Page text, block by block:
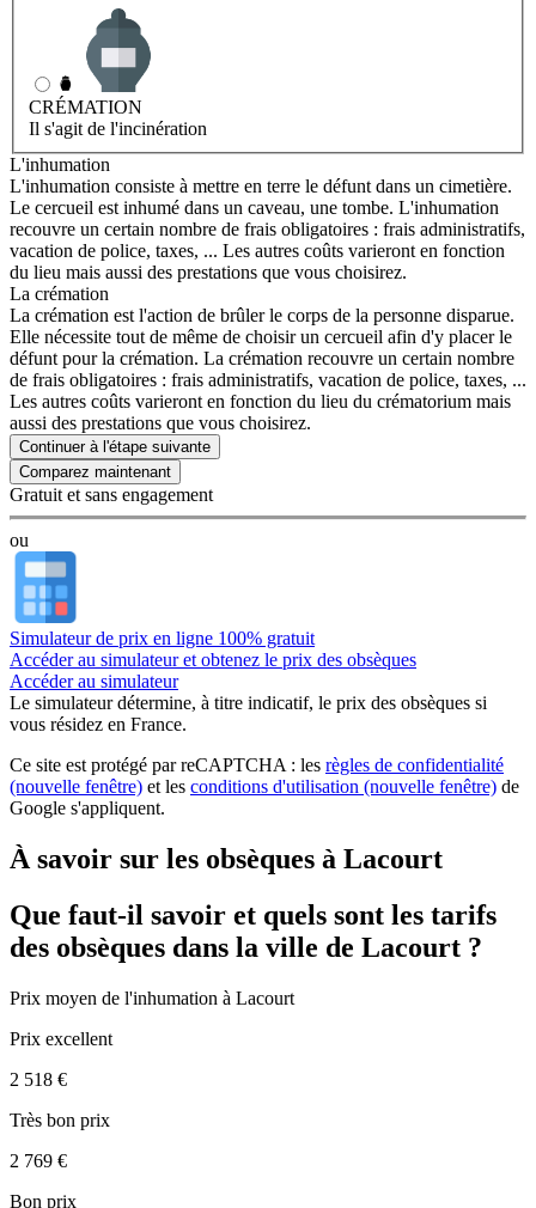
CRÉMATION
Il s'agit de l'incinération
L'inhumation
L'inhumation consiste à mettre en terre le défunt dans un cimetière.
Le cercueil est inhumé dans un caveau, une tombe. L'inhumation
recouvre un certain nombre de frais obligatoires : frais administratifs,
vacation de police, taxes, ... Les autres coûts varieront en fonction
du lieu mais aussi des prestations que vous choisirez.
La crémation
La crémation est l'action de brûler le corps de la personne disparue.
Elle nécessite tout de même de choisir un cercueil afin d'y placer le
défunt pour la crémation. La crémation recouvre un certain nombre
de frais obligatoires : frais administratifs, vacation de police, taxes, ...
Les autres coûts varieront en fonction du lieu du crématorium mais
aussi des prestations que vous choisirez.
Continuer à l'étape suivante
Gratuit et sans engagement
ou
Simulateur de prix en ligne 100% gratuit
Accéder au simulateur et obtenez le prix des obsèques
Accéder au simulateur
Le simulateurdétermine, à titre indicatif, le prix des obsèques si
vous résidez en France.
Ce site est protégé par reCAPTCHA : les règles de confidentialité
(nouvelle fenêtre) et les conditions d'utilisation (nouvelle fenêtre) de
Google s'appliquent.
À savoir sur les obsèques à Lacourt
Que faut-il savoir et quels sont les tarifs
des obsèques dans la ville de Lacourt ?
Prix moyen de l'inhumation à Lacourt
Prix excellent
2 518 €
Très bon prix
2 769 €
Bon prix